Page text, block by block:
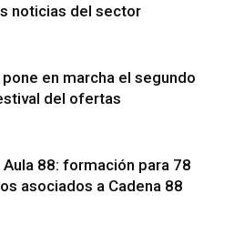
noticias del sector
en marcha el segundo
del ofertas
88: formación para 78
asociados a Cadena 88